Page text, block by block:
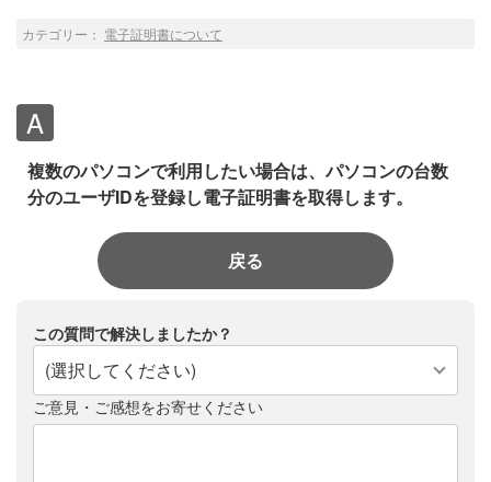
カテゴリー： 電子証明書について
複数のパソコンで利用したい場合は、パソコンの台数
分のユーザIDを登録し電子証明書を取得します。
戻る
この質問で解決しましたか？
(選択してください)
ご意見・ご感想をお寄せください